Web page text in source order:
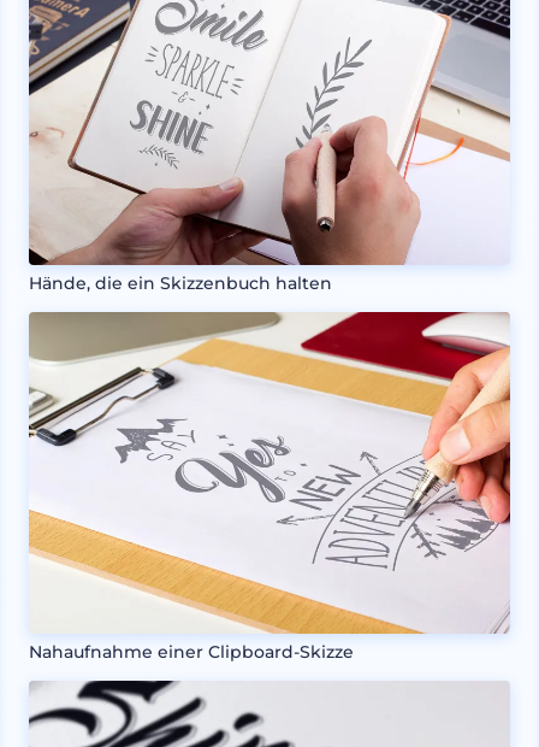
Hände, die ein Skizzenbuch halten
Nahaufnahme einer Clipboard-Skizze